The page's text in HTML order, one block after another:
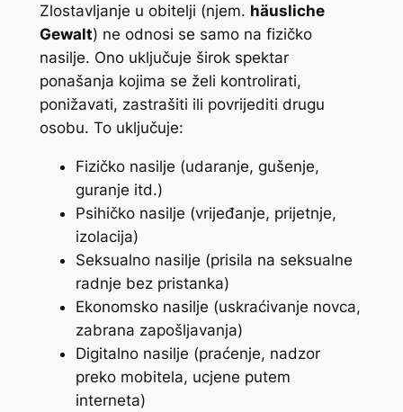
Zlostavljanje u obitelji (njem. häusliche
Gewalt) ne odnosi se samo na fizičko
nasilje. Ono uključuje širok spektar
ponašanja kojima se želi kontrolirati,
ponižavati, zastrašiti ili povrijediti drugu
osobu. To uključuje:
Fizičko nasilje (udaranje, gušenje,
guranje itd.)
Psihičko nasilje (vrijeđanje, prijetnje,
izolacija)
Seksualno nasilje (prisila na seksualne
radnje bez pristanka)
Ekonomsko nasilje (uskraćivanje novca,
zabrana zapošljavanja)
Digitalno nasilje (praćenje, nadzor
preko mobitela, ucjene putem
interneta)